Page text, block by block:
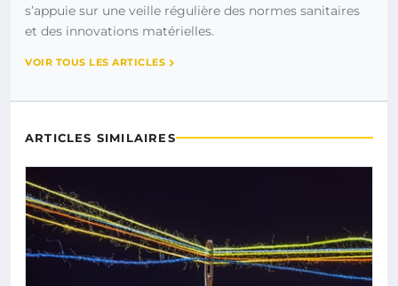
s’appuie sur une veille régulière des normes sanitaires
et des innovations matérielles.
VOIR TOUS LES ARTICLES
ARTICLES SIMILAIRES